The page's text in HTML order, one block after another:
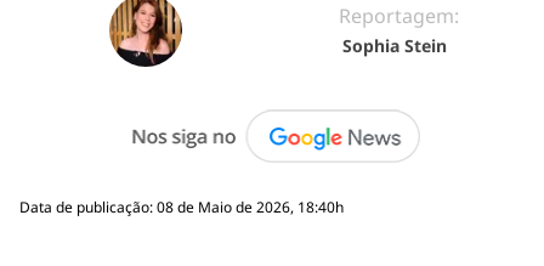
Reportagem:
Sophia Stein
Data de publicação: 08 de Maio de 2026, 18:40h